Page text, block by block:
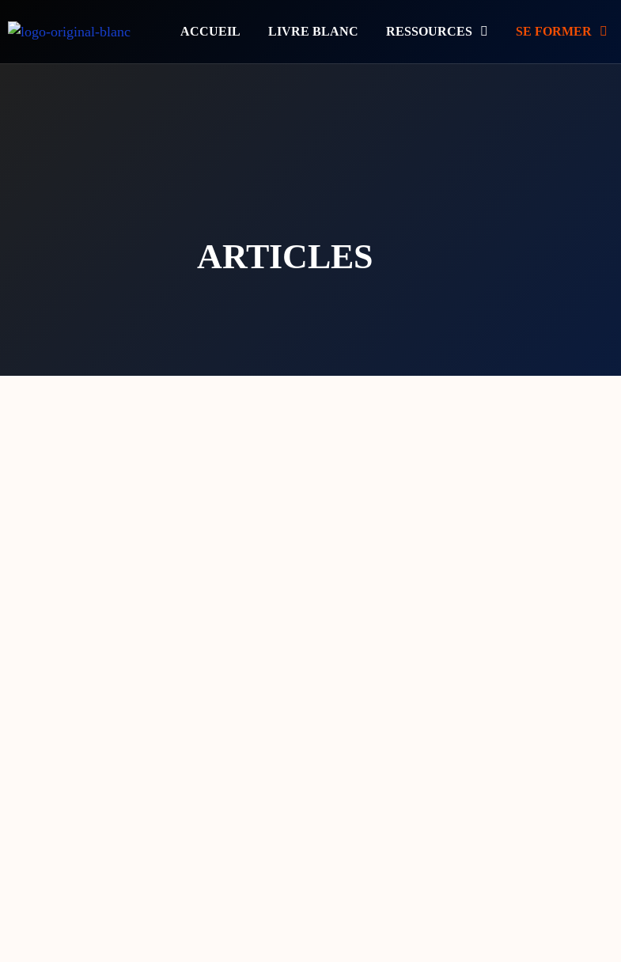
ACCUEIL LIVRE BLANC RESSOURCES SE FORMER
ARTICLES